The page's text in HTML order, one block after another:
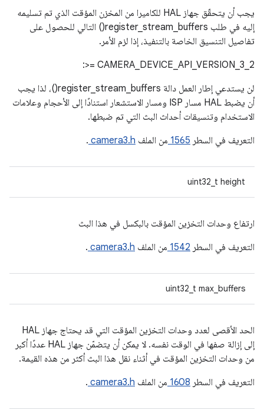
يجب أن يتحقّق جهاز HAL للكاميرا من المخزن المؤقت الذي تم تسليمه
إليه في طلب register_stream_buffers() التالي للحصول على
تفاصيل التنسيق الخاصة بالتنفيذ، إذا لزم الأمر.
‫‎>= CAMERA_DEVICE_API_VERSION_3_2:
لن يستدعي إطار العمل دالة register_stream_buffers()، لذا يجب
أن يضبط HAL مسار ISP ومسار الاستشعار استنادًا إلى الأحجام وعلامات
الاستخدام وتنسيقات أحداث البث التي تم ضبطها.
التعريف في السطر 1565 من الملف camera3.h
.
uint32_t height
ارتفاع وحدات التخزين المؤقت بالبكسل في هذا البث
التعريف في السطر 1542 من الملف camera3.h
.
uint32_t max_buffers
الحد الأقصى لعدد وحدات التخزين المؤقت التي قد يحتاج جهاز HAL
إلى إزالة صفها في الوقت نفسه. لا يمكن أن يتضمّن جهاز HAL عددًا أكبر
من وحدات التخزين المؤقت في أثناء نقل هذا البث أكثر من هذه القيمة.
التعريف في السطر 1608 من الملف camera3.h
.